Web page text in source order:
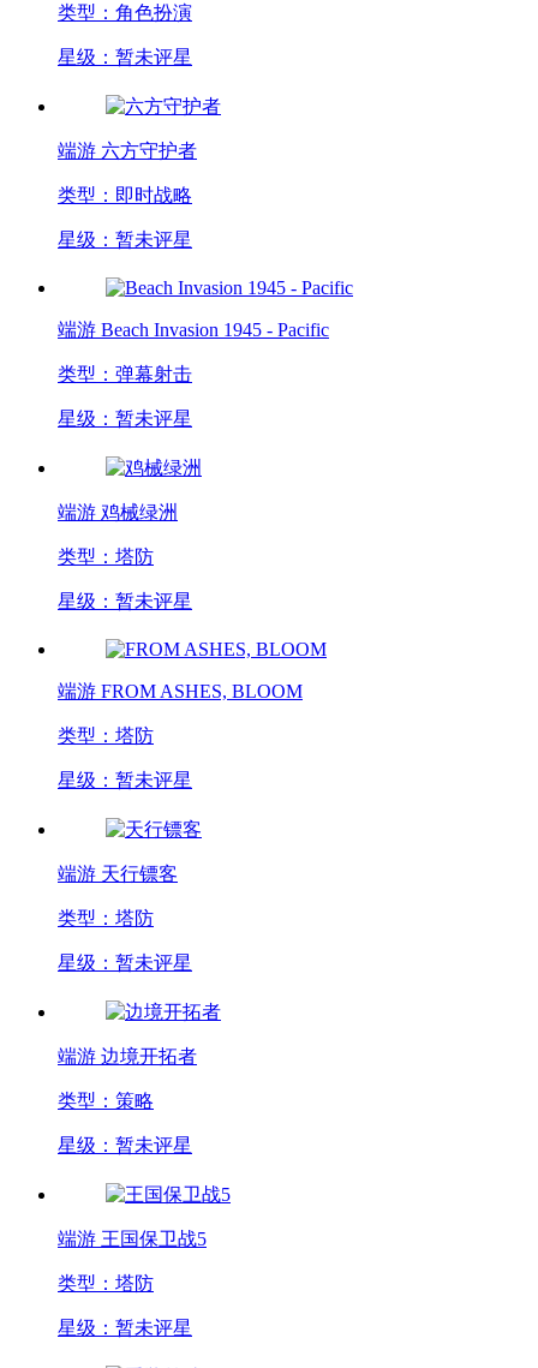
类型：角色扮演
星级：暂未评星
端游 六方守护者
类型：即时战略
星级：暂未评星
端游 Beach Invasion 1945 - Pacific
类型：弹幕射击
星级：暂未评星
端游 鸡械绿洲
类型：塔防
星级：暂未评星
端游 FROM ASHES, BLOOM
类型：塔防
星级：暂未评星
端游 天行镖客
类型：塔防
星级：暂未评星
端游 边境开拓者
类型：策略
星级：暂未评星
端游 王国保卫战5
类型：塔防
星级：暂未评星